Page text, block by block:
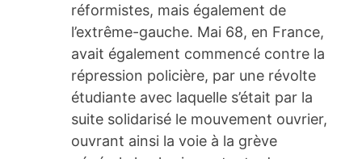
réformistes, mais également de
l’extrême-gauche. Mai 68, en France,
avait également commencé contre la
répression policière, par une révolte
étudiante avec laquelle s’était par la
suite solidarisé le mouvement ouvrier,
ouvrant ainsi la voie à la grève